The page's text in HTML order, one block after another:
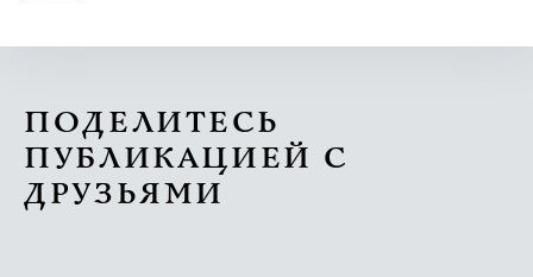
ПОДЕЛИТЕСЬ
ПУБЛИКАЦИЕЙ С
ДРУЗЬЯМИ